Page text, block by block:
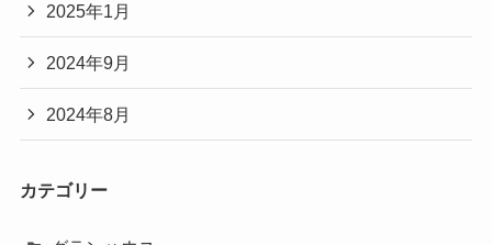
2025年1月
2024年9月
2024年8月
カテゴリー